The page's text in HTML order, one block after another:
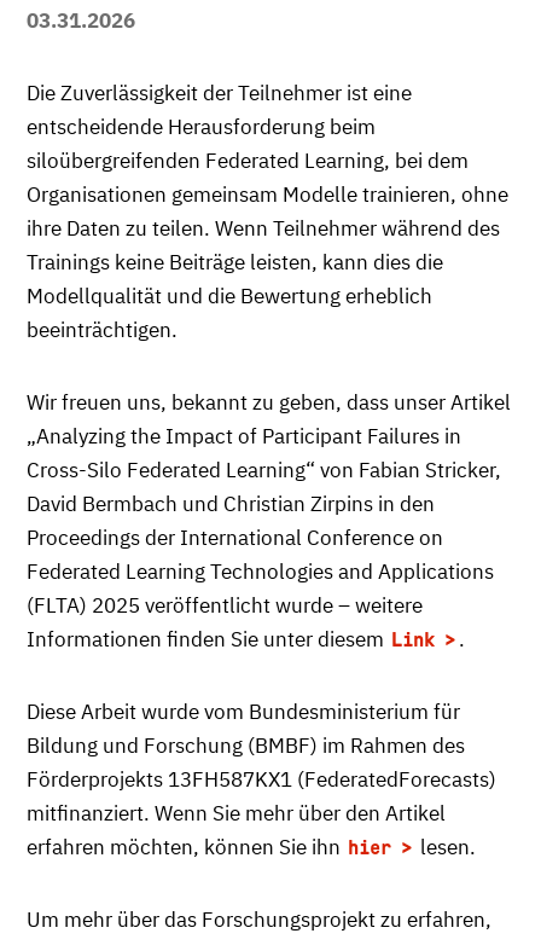
03.31.2026
Die Zuverlässigkeit der Teilnehmer ist eine
entscheidende Herausforderung beim
siloübergreifenden Federated Learning, bei dem
Organisationen gemeinsam Modelle trainieren, ohne
ihre Daten zu teilen. Wenn Teilnehmer während des
Trainings keine Beiträge leisten, kann dies die
Modellqualität und die Bewertung erheblich
beeinträchtigen.
Wir freuen uns, bekannt zu geben, dass unser Artikel
„Analyzing the Impact of Participant Failures in
Cross-Silo Federated Learning“ von Fabian Stricker,
David Bermbach und Christian Zirpins in den
Proceedings der International Conference on
Federated Learning Technologies and Applications
(FLTA) 2025 veröffentlicht wurde – weitere
Informationen finden Sie unter diesem Link .
Diese Arbeit wurde vom Bundesministerium für
Bildung und Forschung (BMBF) im Rahmen des
Förderprojekts 13FH587KX1 (FederatedForecasts)
mitfinanziert. Wenn Sie mehr über den Artikel
erfahren möchten, können Sie ihn hier lesen.
Um mehr über das Forschungsprojekt zu erfahren,